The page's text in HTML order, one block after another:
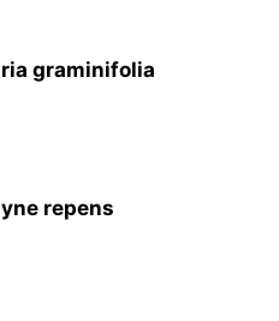
graminifolia
repens